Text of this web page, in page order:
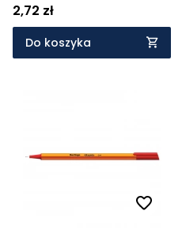
2,72 zł
Do koszyka